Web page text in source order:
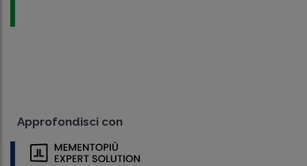
Approfondisci con